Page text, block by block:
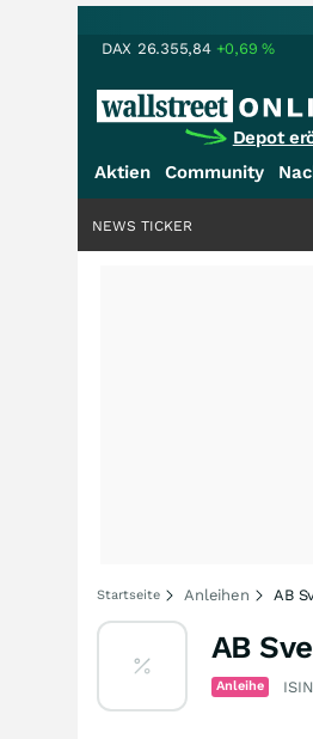
DAX 26.355,84 +0,69%
Depot
Aktien Community
NEWS TICKER
Startseite Anleihen AB
AB
Anleihe